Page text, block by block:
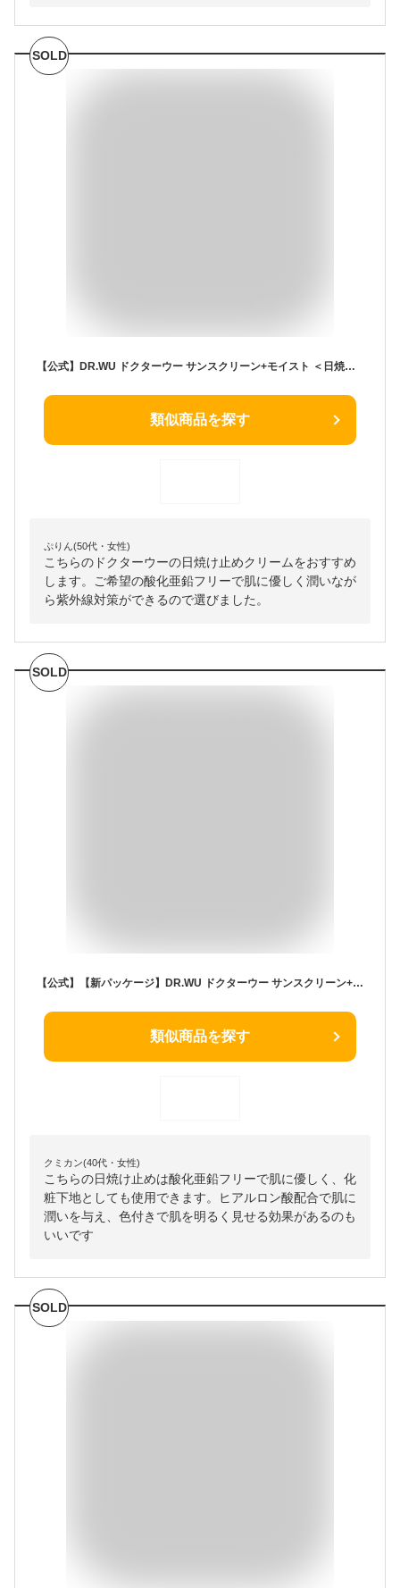
SOLD
【公式】DR.WU ドクターウー サンスクリーン+モイスト ＜日焼け止め＞酸化亜鉛フリー 敏感肌 乾燥肌 低刺激 日焼け止め乳液 化粧下地 保湿成分 ヒアルロン酸 セラミド 配合 SPF50+ PA+++ 紫外線対策 UVA UVB
類似商品を探す
ぷりん(50代・女性)
こちらのドクターウーの日焼け止めクリームをおすすめ
します。ご希望の酸化亜鉛フリーで肌に優しく潤いなが
ら紫外線対策ができるので選びました。
SOLD
【公式】【新パッケージ】DR.WU ドクターウー サンスクリーン+モイスト ＜日焼け止め＞酸化亜鉛フリー 敏感肌 乾燥肌 低刺激 日焼け止め乳液 化粧下地 保湿成分 ヒアルロン酸 セラミド 配合 SPF50+ PA+++ 紫外線対策 UVA UVB (色付き)
類似商品を探す
クミカン(40代・女性)
こちらの日焼け止めは酸化亜鉛フリーで肌に優しく、化
粧下地としても使用できます。ヒアルロン酸配合で肌に
潤いを与え、色付きで肌を明るく見せる効果があるのも
いいです
SOLD